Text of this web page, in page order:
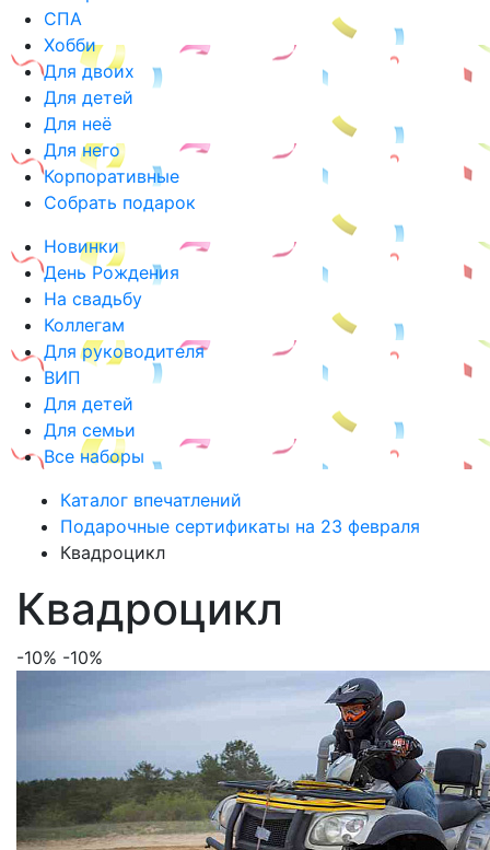
СПА
Хобби
Для двоих
Для детей
Для неё
Для него
Корпоративные
Собрать подарок
Новинки
День Рождения
На свадьбу
Коллегам
Для руководителя
ВИП
Для детей
Для семьи
Все наборы
Каталог впечатлений
Подарочные сертификаты на 23 февраля
Квадроцикл
Квадроцикл
-10% -10%